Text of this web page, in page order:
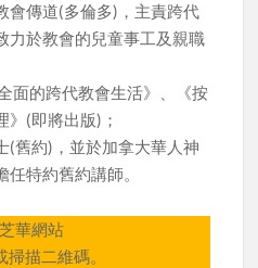
會傳道(多倫多)，主責跨代
力於教會的兒童事工及親職
面的跨代教會生活》、《按
》(即將出版)；
(舊約)，並於加拿大華人神
特約舊約講師。
華網站
掃描二維碼。